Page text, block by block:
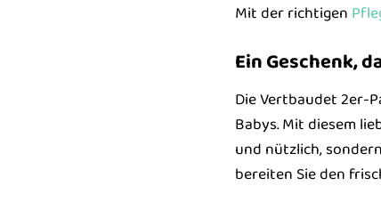
Mit der richtigen
Ein Geschenk,
Die Vertbaudet 2er-
Babys. Mit diesem
und nützlich,
bereiten Sie den